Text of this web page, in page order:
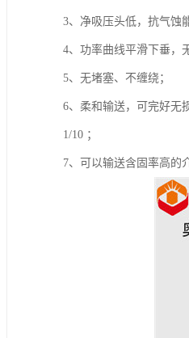
3、净吸压头低，抗气蚀
4、功率曲线平滑下垂，
5、无堵塞、不缠绕；
6、柔和输送，可完好无
1/10 ；
7、可以输送含固率高的